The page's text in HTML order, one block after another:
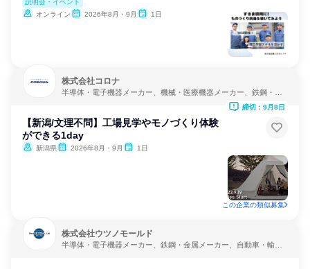
オンライン
2026年8月・9月 1日
株式会社コロナ
半導体・電子機器メーカー、機械・医療機器メーカー、鉄鋼・金
【新潟/文理不問】工場見学やモノづくり体験
ができる1day
新潟県 2026年8月・9月 1日
締切：9月8日
この企業の類似募集
株式会社ウツノモールド
半導体・電子機器メーカー、鉄鋼・金属メーカー、自動車・輸送